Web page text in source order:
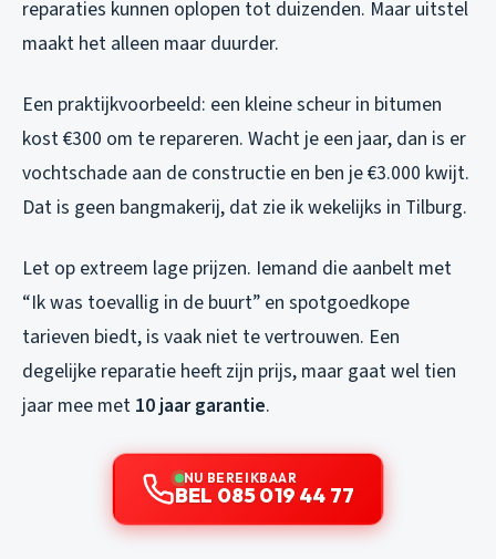
reparaties kunnen oplopen tot duizenden. Maar uitstel
maakt het alleen maar duurder.
Een praktijkvoorbeeld: een kleine scheur in bitumen
kost €300 om te repareren. Wacht je een jaar, dan is er
vochtschade aan de constructie en ben je €3.000 kwijt.
Dat is geen bangmakerij, dat zie ik wekelijks in Tilburg.
Let op extreem lage prijzen. Iemand die aanbelt met
“Ik was toevallig in de buurt” en spotgoedkope
tarieven biedt, is vaak niet te vertrouwen. Een
degelijke reparatie heeft zijn prijs, maar gaat wel tien
jaar mee met 10 jaar garantie.
NU BEREIKBAAR
BEL 085 019 44 77